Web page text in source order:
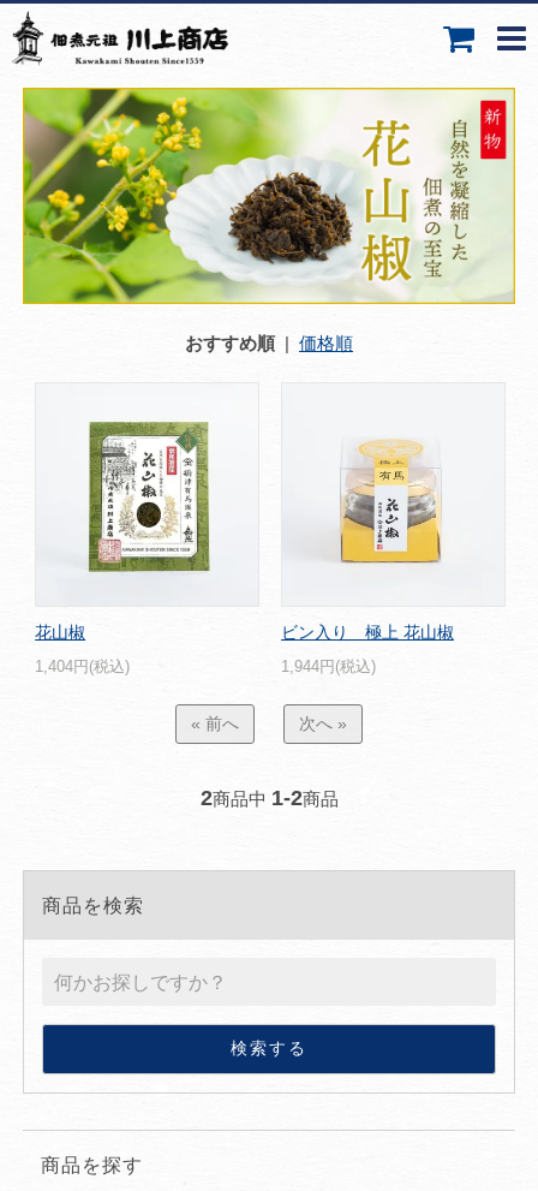
おすすめ順| 価格順
花山椒
1,404円(税込)
ビン入り 極上 花山椒
1,944円(税込)
« 前へ 次へ »
2商品中 1-2商品
商品を検索
商品を探す